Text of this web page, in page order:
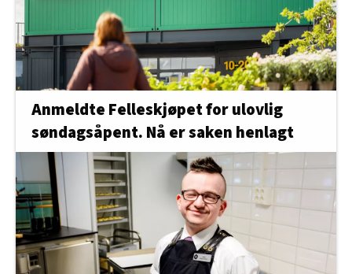
Anmeldte Felleskjøpet for ulovlig
søndagsåpent. Nå er saken henlagt